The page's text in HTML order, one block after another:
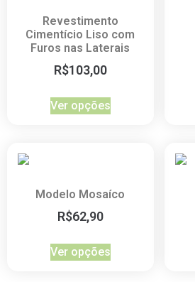
Revestimento
Cimentício Liso com
Furos nas Laterais
R$103,00
Ver opções
Modelo Mosaíco
R$62,90
Ver opções